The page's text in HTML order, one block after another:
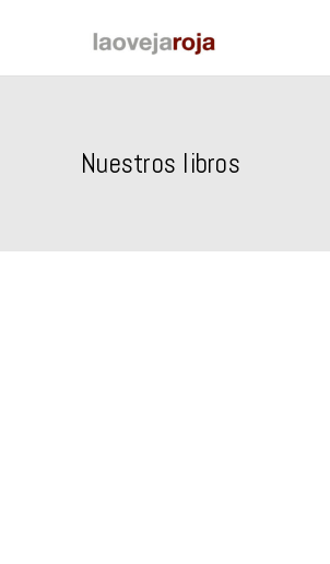
Nuestros libros